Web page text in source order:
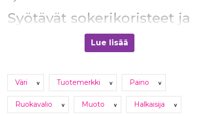
Syötävät sokerikoristeet ja
Sokerikoristeet ovat helpoin tapa saada kakkuun näyttävä
merenneitoja, dinosauruksia ja jalkapalloja. Figuurit kannattaa
jolloin ne pysyvät siisteimpinä.Sokerimassallapäällystetty kakku
on niille tukevin alusta.
Lue lisää
Väri v Tuotemerkki v Paino v
Ruokavalio v Muoto v Halkaisija v